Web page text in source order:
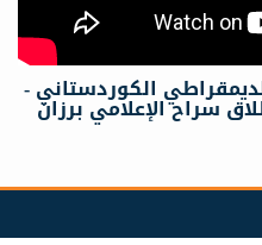
الكوردستاني -
سراح الإعلامي برزان